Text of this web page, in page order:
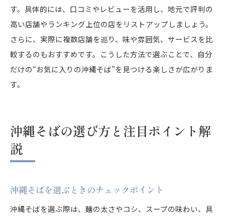
す。具体的には、口コミやレビューを活用し、地元で評判の
高い店舗やランキング上位の店をリストアップしましょう。
さらに、実際に複数店舗を巡り、味や雰囲気、サービスを比
較するのもおすすめです。こうした方法で選ぶことで、自分
だけの“お気に入りの沖縄そば”を見つける楽しさが広がりま
す。
沖縄そばの選び方と注目ポイント解
説
沖縄そばを選ぶときのチェックポイント
沖縄そばを選ぶ際は、麺の太さやコシ、スープの味わい、具